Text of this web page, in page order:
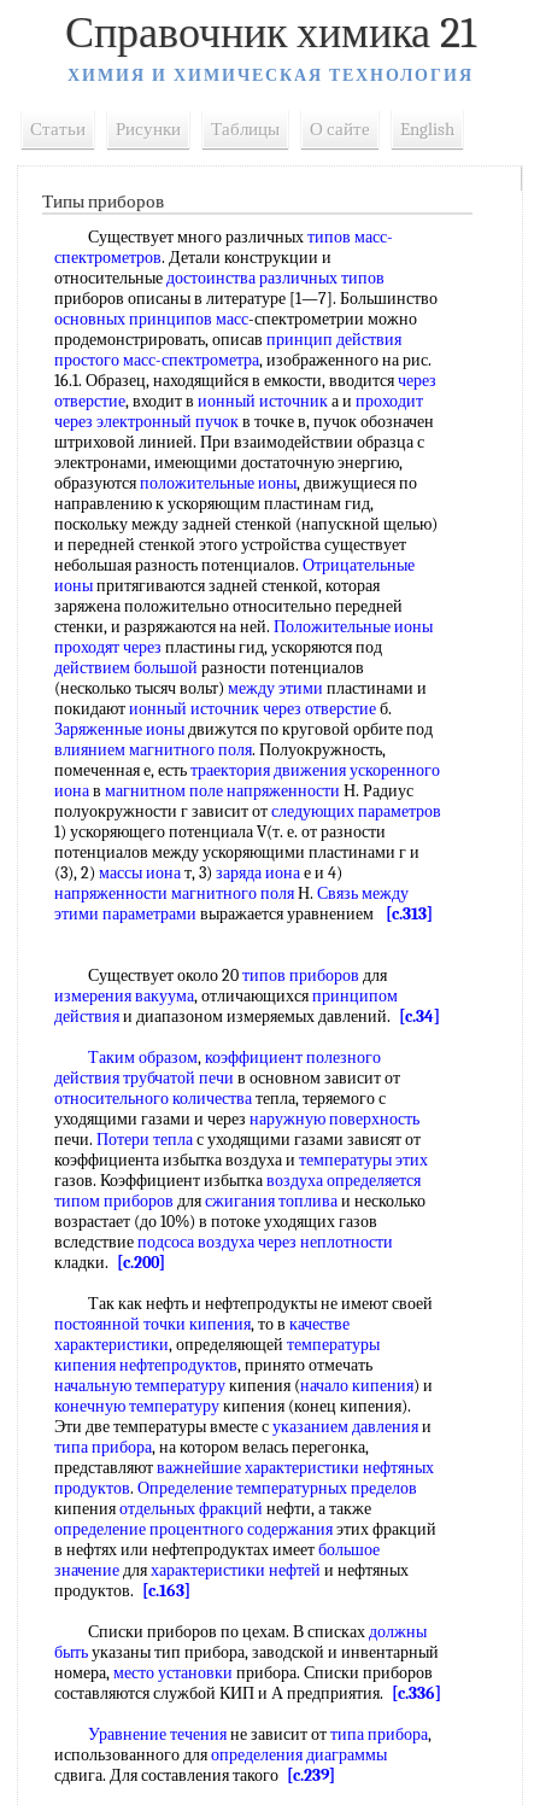
Справочник химика 21
ХИМИЯ И ХИМИЧЕСКАЯ ТЕХНОЛОГИЯ
Статьи Рисунки Таблицы О сайте English
Типы приборов
Существует много различныхтипов масс-
спектрометров. Детали конструкции и
относительныедостоинства различных типов
приборов описаны в литературе [1—7]. Большинство
основных принципов масс-спектрометрии можно
продемонстрировать, описав принцип действия
простого масс-спектрометра, изображенного на рис.
16.1. Образец, находящийся в емкости, вводитсячерез
отверстие, входит в ионный источника и проходит
через электронный пучокв точке в, пучок обозначен
штриховой линией. При взаимодействии образца с
электронами, имеющими достаточную энергию,
образуютсяположительные ионы, движущиеся по
направлению к ускоряющим пластинам гид,
поскольку между задней стенкой (напускной щелью)
и передней стенкой этого устройства существует
небольшая разность потенциалов. Отрицательные
ионыпритягиваются задней стенкой, которая
заряжена положительно относительно передней
стенки, и разряжаются на ней. Положительные ионы
проходят через пластины гид, ускоряются под
действием большой разности потенциалов
(несколько тысяч вольт) между этими пластинами и
покидаютионный источникчерез отверстиеб.
Заряженные ионыдвижутся по круговой орбите под
влиянием магнитного поля. Полуокружность,
помеченная е, естьтраектория движенияускоренного
ионав магнитном поле напряженности Н. Радиус
полуокружности г зависит отследующих параметров
1) ускоряющего потенциала V(т. е. от разности
потенциалов между ускоряющими пластинами г и
(3), 2) массы ионат, 3) заряда ионае и 4)
напряженности магнитного поляН. Связь между
этими параметрами выражается уравнением [c.313]
Существует около 20типов приборов для
измерения вакуума, отличающихсяпринципом
действияи диапазоном измеряемых давлений.
[c.34]
Таким образом,коэффициент полезного
действия трубчатой печи в основном зависит от
относительного количестватепла, теряемого с
уходящими газами и через наружную поверхность
печи. Потери теплас уходящими газами зависят от
коэффициента избытка воздуха и температуры этих
газов. Коэффициент избыткавоздуха определяется
типом приборов длясжигания топливаи несколько
возрастает (до 10%) в потоке уходящих газов
вследствиеподсоса воздухачерез неплотности
кладки.
[c.200]
Так как нефть и нефтепродукты не имеют своей
постоянной точки кипения, то в качестве
характеристики, определяющей температуры
кипения нефтепродуктов, принято отмечать
начальную температурукипения (начало кипения) и
конечную температурукипения (конец кипения).
Эти две температуры вместе суказанием давленияи
типа прибора, на котором велась перегонка,
представляютважнейшие характеристики нефтяных
продуктов. Определение температурных пределов
кипенияотдельных фракций нефти, а также
определение процентного содержанияэтих фракций
в нефтях или нефтепродуктах имеетбольшое
значениедляхарактеристики нефтей и нефтяных
продуктов.
[c.163]
Списки приборов по цехам. В спискахдолжны
бытьуказаны тип прибора, заводской и инвентарный
номера,место установки прибора. Списки приборов
составляются службой КИП и А предприятия.
[c.336]
Уравнение теченияне зависит оттипа прибора,
использованного дляопределения диаграммы
сдвига. Для составления такого [c.239]